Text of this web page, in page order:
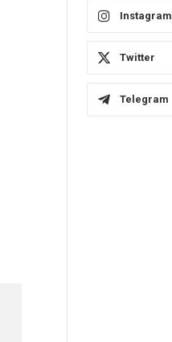
Instagram
Twitter
Telegram